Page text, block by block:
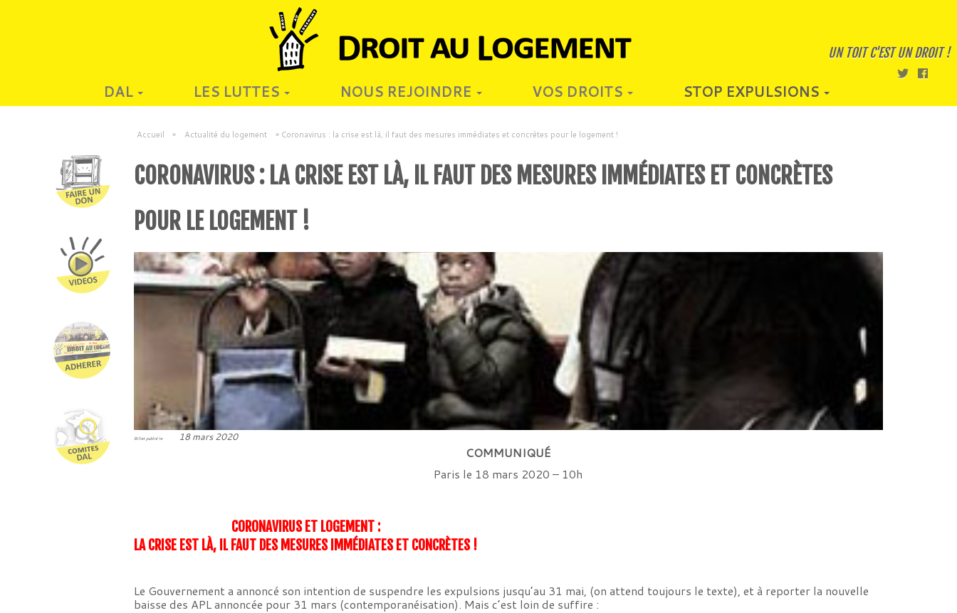
UN TOIT C'EST UN DROIT !
DAL LES LUTTES NOUS REJOINDRE VOS DROITS STOP EXPULSIONS
Accueil » Actualité du logement » Coronavirus : la crise est là, il faut des mesures immédiates et concrètes pour le logement !
CORONAVIRUS : LA CRISE EST LÀ, IL FAUT DES MESURES IMMÉDIATES ET CONCRÈTES
POUR LE LOGEMENT !
Billet publié le 18 mars 2020
COMMUNIQUÉ
Paris le 18 mars 2020 – 10h
CORONAVIRUS ET LOGEMENT :
LA CRISE EST LÀ, IL FAUT DES MESURES IMMÉDIATES ET CONCRÈTES !
Le Gouvernement a annoncé son intention de suspendre les expulsions jusqu’au 31 mai, (on attend toujours le texte), et à reporter la nouvelle
baisse des APL annoncée pour 31 mars (contemporanéisation). Mais c’est loin de suffire :